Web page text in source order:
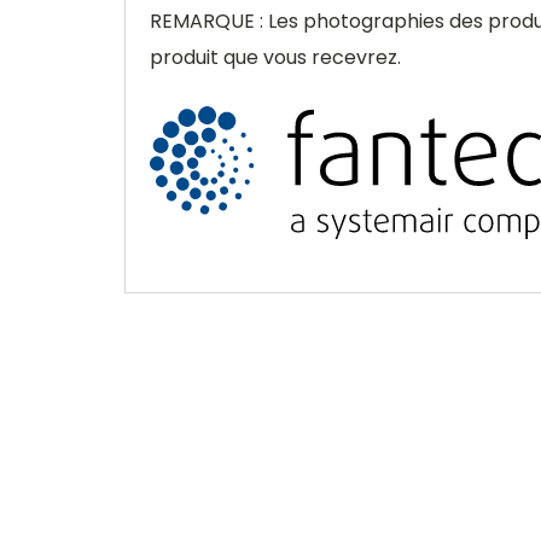
REMARQUE : Les photographies des
produit que vous recevrez.